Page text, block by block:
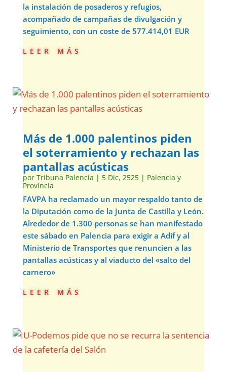
la instalación de posaderos y refugios,
acompañado de campañas de divulgación y
seguimiento, con un coste de 577.414,01 EUR
leer más
Más de 1.000 palentinos piden
el soterramiento y rechazan las
pantallas acústicas
por Tribuna Palencia | 5 Dic, 2525| Palencia y
Provincia
FAVPA ha reclamado un mayor respaldo tanto de
la Diputación como de la Junta de Castilla y León.
Alrededor de 1.300 personas se han manifestado
este sábado en Palencia para exigir a Adif y al
Ministerio de Transportes que renuncien a las
pantallas acústicas y al viaducto del «salto del
carnero»
leer más